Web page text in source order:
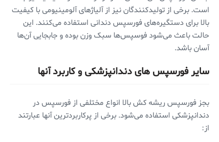
است. برخی از تولیدکنندگان نیز از آلیاژهای آلومینیومی با کیفیت
بالا برای دستگیره‌های فورسپس دندانی استفاده می‌کنند. این
حالت باعث می‌شود فوسپس‌ها سبک وزن بوده و جابجایی آن‌ها
آسان باشد.
سایر فورسپس‌ های دندانپزشکی و کاربرد آنها
بجز فورسپس ریشه کش بالا انواع مختلفی از فورسپس در
دندانپزشکی استفاده می‌شود. برخی از پرکاربردترین آنها عبارتند
از: